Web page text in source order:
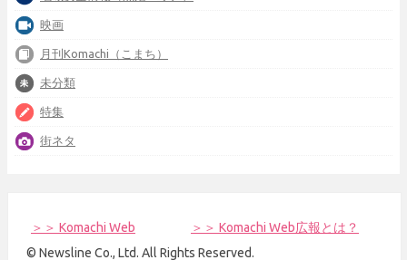
映画
月刊Komachi（こまち）
未分類
特集
街ネタ
＞＞ Komachi Web
＞＞ Komachi Web広報とは？
© Newsline Co., Ltd. All Rights Reserved.